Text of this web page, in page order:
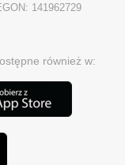
141962729
również w: